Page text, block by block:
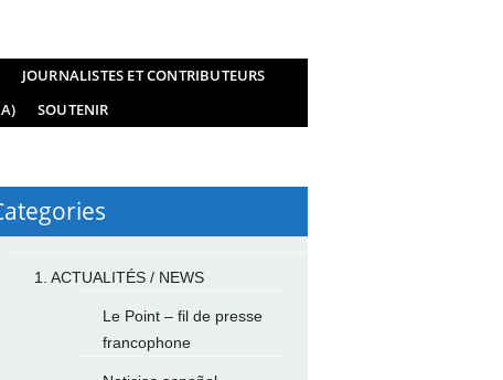
JOURNALISTES ET CONTRIBUTEURS
SOUTENIR
1. ACTUALITÉS / NEWS
Le Point – fil de presse
francophone